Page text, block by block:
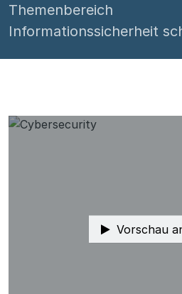
Themenbereich
Informationssicherheit
Vorschau